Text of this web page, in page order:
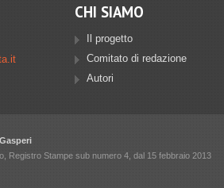
CHI SIAMO
Il progetto
Comitato di redazione
Autori
Registro Stampe sub numero 4, dal 15 febbraio 2013